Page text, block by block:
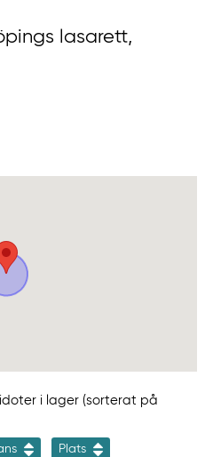
lasarett,
i lager (sorterat på
Plats